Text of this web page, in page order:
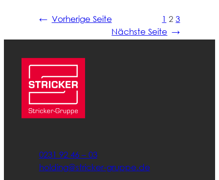
← Vorherige Seite 1 2 3
Nächste Seite →
0231 92 46 – 03
holding@stricker-gruppe.de